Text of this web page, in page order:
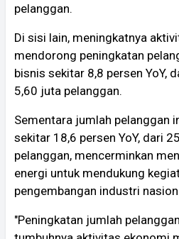
pelanggan.
Di sisi lain, meningkatnya
mendorong peningkatan
bisnis sekitar 8,8 persen YoY,
5,60 juta pelanggan.
Sementara jumlah pelanggan
sekitar 18,6 persen YoY, dari
pelanggan, mencerminkan
energi untuk mendukung
pengembangan industri
"Peningkatan jumlah